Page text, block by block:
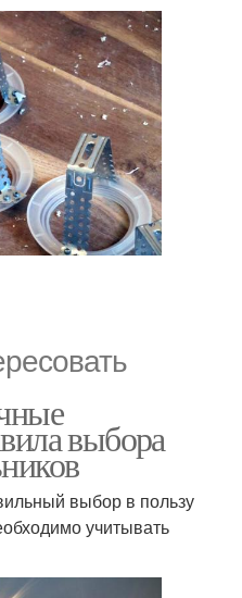
выбора
выбор в пользу
учитывать